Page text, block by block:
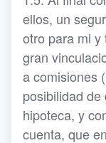
ellos, un
otro para mi y
gran
a comisiones
posibilidad
hipoteca, y
cuenta, que